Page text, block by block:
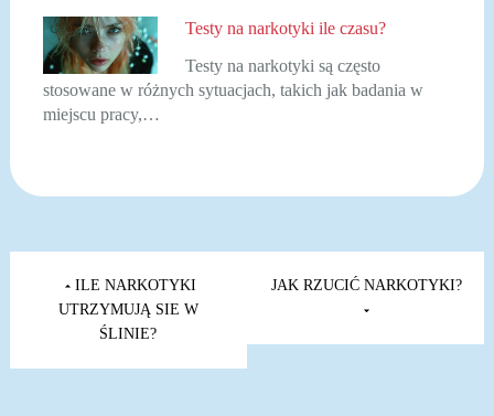
Testy na narkotyki ile czasu?
Testy na narkotyki są często
stosowane w różnych sytuacjach, takich jak badania w
miejscu pracy,…
Nawigacja
wpisuILE NARKOTYKI
UTRZYMUJĄ SIE W
ŚLINIE?
JAK RZUCIĆ NARKOTYKI?